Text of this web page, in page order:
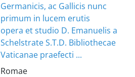
Germanicis, ac Gallicis nunc
primum in lucem erutis
opera et studio D. Emanuelis a
Schelstrate S.T.D. Bibliothecae
Vaticanae praefecti ...
Romae